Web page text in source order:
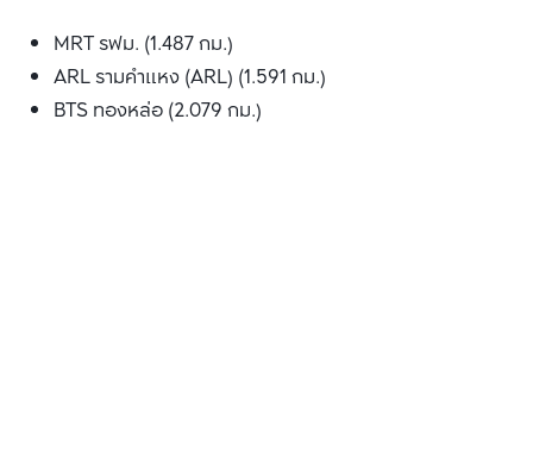
MRT รฟม. (1.487 กม.)
ARL รามคำแหง (ARL) (1.591 กม.)
BTS ทองหล่อ (2.079 กม.)